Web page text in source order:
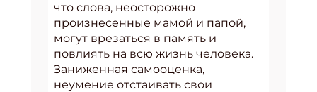
что слова, неосторожно
произнесенные мамой и папой,
могут врезаться в память и
повлиять на всю жизнь человека.
Заниженная самооценка,
неумение отстаивать свои